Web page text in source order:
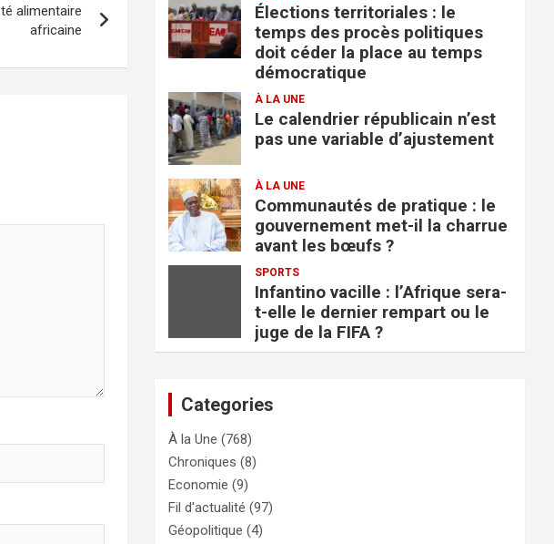
alimentaire
africaine
Élections territoriales : le
temps des procès politiques
doit céder la place au temps
démocratique
À LA UNE
Le calendrier républicain n’est
pas une variable d’ajustement
À LA UNE
Communautés de pratique : le
gouvernement met-il la charrue
avant les bœufs ?
SPORTS
Infantino vacille : l’Afrique sera-
t-elle le dernier rempart ou le
juge de la FIFA ?
Categories
À la Une (768)
Chroniques (8)
Economie (9)
Fil d'actualité (97)
Géopolitique (4)